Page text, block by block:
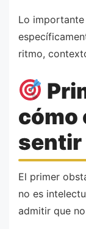
Lo
ritmo,
cómo
sentir
El primer
no es
admitir que